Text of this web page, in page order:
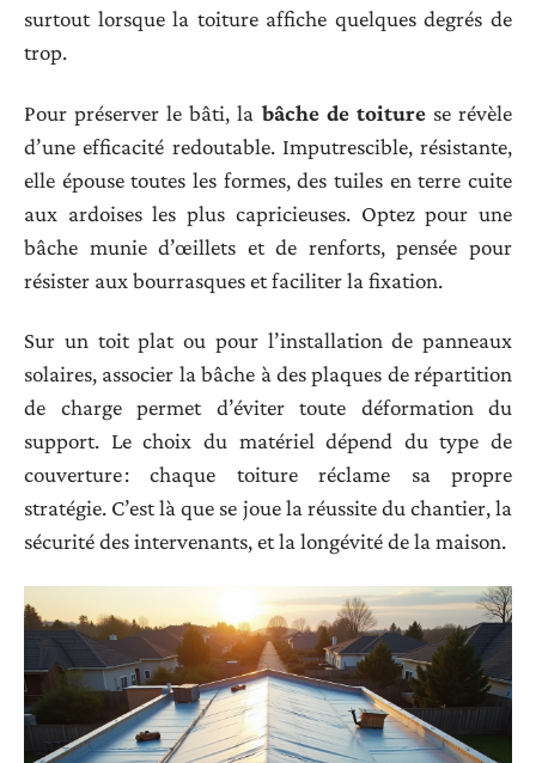
surtout lorsque la toiture affiche quelques degrés de
trop.
Pour préserver le bâti, la bâche de toiturese révèle
d’une efficacité redoutable. Imputrescible, résistante,
elle épouse toutes les formes, des tuiles en terre cuite
aux ardoises les plus capricieuses. Optez pour une
bâche munie d’œillets et de renforts, pensée pour
résister aux bourrasques et faciliter la fixation.
Sur un toit plat ou pour l’installation de panneaux
solaires, associer la bâche à des plaques de répartition
de charge permet d’éviter toute déformation du
support. Le choix du matériel dépend du type de
couverture : chaque toiture réclame sa propre
stratégie. C’est là que se joue la réussite du chantier, la
sécurité des intervenants, et la longévité de la maison.